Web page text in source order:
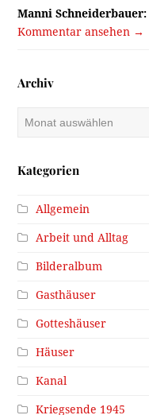
Manni Schneiderbauer:
Kommentar ansehen →
Archiv
Kategorien
Allgemein
Arbeit und Alltag
Bilderalbum
Gasthäuser
Gotteshäuser
Häuser
Kanal
Kriegsende 1945